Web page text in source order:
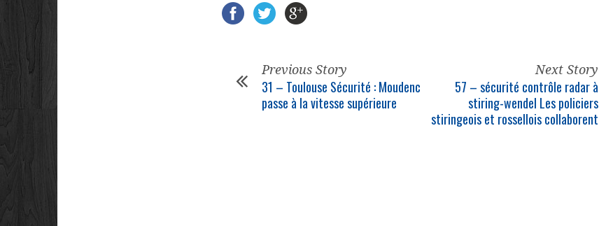
Previous Story
31 – Toulouse Sécurité : Moudenc
passe à la vitesse supérieure
Next Story
57 – sécurité contrôle radar à
stiring-wendel Lespoliciers
stiringeois et rossellois collaborent